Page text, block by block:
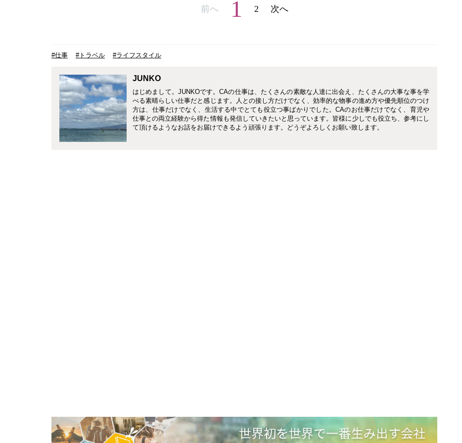
前へ 1 2 次へ
#仕事 #トラベル #ライフスタイル
JUNKO
はじめまして。JUNKOです。CAの仕事は、たくさんの素敵な人達に出会え、たくさんの大事な事を学
べる素晴らしい仕事だと感じます。人との接し方だけでなく、効率的な物事の進め方や優先順位のつけ
方は、仕事だけでなく、生活する中でとても役立つ事ばかりでした。CAのお仕事だけでなく、育児や
仕事との両立経験から得た情報も発信していきたいと思っています。皆様に少しでも役立ち、参考にし
て頂けるようなお話をお届けできるよう頑張ります。どうぞよろしくお願い致します。